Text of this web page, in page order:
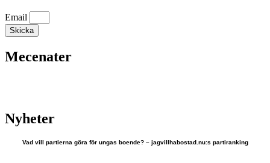
Email
Skicka
Mecenater
Nyheter
Vad vill partierna göra för ungas boende? – jagvillhabostad.nu:s partiranking